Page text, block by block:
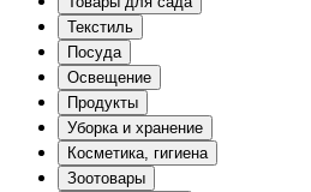
Текстиль
Посуда
Освещение
Продукты
Уборка и хранение
Косметика, гигиена
Зоотовары